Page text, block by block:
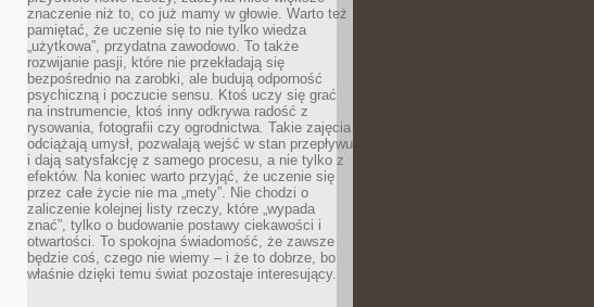
znaczenie niż to, co już mamy w głowie. Warto też
pamiętać, że uczenie się to nie tylko wiedza
„użytkowa”, przydatna zawodowo. To także
rozwijanie pasji, które nie przekładają się
bezpośrednio na zarobki, ale budują odporność
psychiczną i poczucie sensu. Ktoś uczy się grać
na instrumencie, ktoś inny odkrywa radość z
rysowania, fotografii czy ogrodnictwa. Takie zajęcia
odciążają umysł, pozwalają wejść w stan przepływu
i dają satysfakcję z samego procesu, a nie tylko z
efektów. Na koniec warto przyjąć, że uczenie się
przez całe życie nie ma „mety”. Nie chodzi o
zaliczenie kolejnej listy rzeczy, które „wypada
znać”, tylko o budowanie postawy ciekawości i
otwartości. To spokojna świadomość, że zawsze
będzie coś, czego nie wiemy – i że to dobrze, bo
właśnie dzięki temu świat pozostaje interesujący.